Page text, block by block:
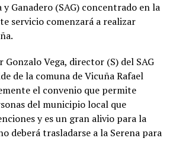
Ganadero (SAG) concentrado en la
servicio comenzará a realizar
Vega, director (S) del SAG
de la comuna de Vicuña Rafael
el convenio que permite
del municipio local que
y es un gran alivio para la
deberá trasladarse a la Serena para